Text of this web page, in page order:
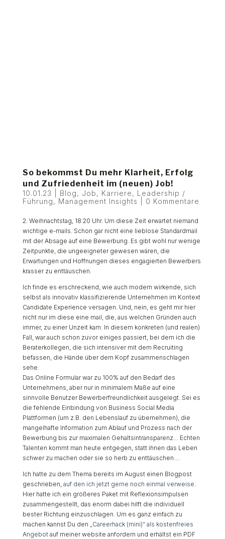
So bekommst Du mehr Klarheit, Erfolg
und Zufriedenheit im (neuen) Job!
10.01.23 Blog, Job, Karriere, Leadership /
Führung, Management Insights 0 Kommentare
2. Weihnachtstag, 18:20 Uhr. Um diese Zeit erwartet niemand
wichtige e-mails. Schon gar nicht eine lieblose Standardmail
mit der Absage auf eine Bewerbung. Es gibt wohl nur wenige
Zeitpunkte, die ungeeigneter gewesen wären, die
Erwartungen und Hoffnungen dieses engagierten Bewerbers
krasser zu enttäuschen.
Ich finde es erschreckend, wie auch modern wirkende, sich
selbst als innovativ klassifizierende Unternehmen im Kontext
Candidate Experience versagen. Und, nein, es geht mir hier
nicht nur im diese eine mail, die, aus welchen Gründen auch
immer, zu einer Unzeit kam. In diesem konkreten (und realen)
Fall, war auch schon zuvor einiges passiert, bei dem ich die
Beraterkollegen, die sich intensiver mit dem Recruiting
befassen, die Hände über dem Kopf zusammenschlagen
sehe.
Das Online Formular war zu 100% auf den Bedarf des
Unternehmens, aber nur in minimalem Maße auf eine
sinnvolle Benutzer Bewerberfreundlichkeit ausgelegt. Sei es
die fehlende Einbindung von Business Social Media
Plattformen (um z.B. den Lebenslauf zu übernehmen), die
mangelhafte Information zum Ablauf und Prozess nach der
Bewerbung bis zur maximalen Gehaltsintransparenz… Echten
Talenten kommt man heute entgegen, statt ihnen das Leben
schwer zu machen oder sie so herb zu enttäuschen….
Ich hatte zu dem Thema bereits im August einen Blogpost
geschrieben, auf den ich jetzt gerne noch einmal verweise
Hier hatte ich ein größeres Paket mit Reflexionsimpulsen
zusammengestellt, das enorm dabei hilft die individuell
bester Richtung einzuschlagen. Um es ganz einfach zu
machen kannst Du den
„Careerhack (mini)“ als kostenfreies
Angebotauf meiner website anfordern und erhältst ein PDF